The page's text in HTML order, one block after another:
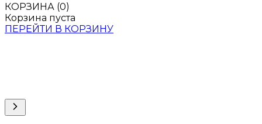
КОРЗИНА (0)
Корзина пуста
ПЕРЕЙТИ В КОРЗИНУ